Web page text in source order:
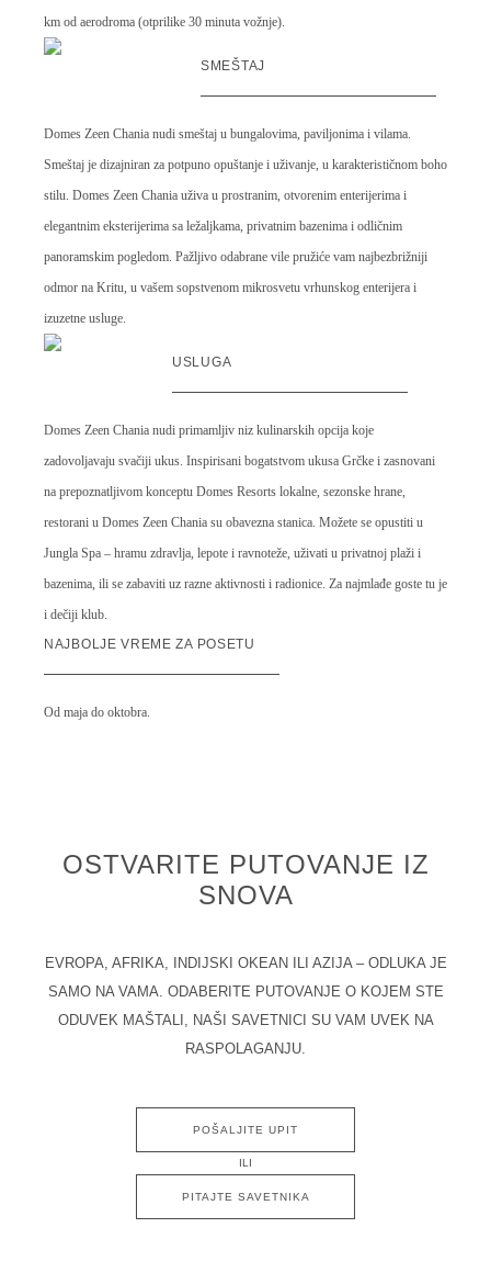
km od aerodroma (otprilike 30 minuta vožnje).
SMEŠTAJ
Domes Zeen Chania nudi smeštaj u bungalovima, paviljonima i vilama.
Smeštaj je dizajniran za potpuno opuštanje i uživanje, u karakterističnom boho
stilu. Domes Zeen Chania uživa u prostranim, otvorenim enterijerima i
elegantnim eksterijerima sa ležaljkama, privatnim bazenima i odličnim
panoramskim pogledom. Pažljivo odabrane vile pružiće vam najbezbrižniji
odmor na Kritu, u vašem sopstvenom mikrosvetu vrhunskog enterijera i
izuzetne usluge.
USLUGA
Domes Zeen Chania nudi primamljiv niz kulinarskih opcija koje
zadovoljavaju svačiji ukus. Inspirisani bogatstvom ukusa Grčke i zasnovani
na prepoznatljivom konceptu Domes Resorts lokalne, sezonske hrane,
restorani u Domes Zeen Chania su obavezna stanica. Možete se opustiti u
Jungla Spa – hramu zdravlja, lepote i ravnoteže, uživati u privatnoj plaži i
bazenima, ili se zabaviti uz razne aktivnosti i radionice. Za najmlađe goste tu je
i dečiji klub.
NAJBOLJE VREME ZA POSETU
Od maja do oktobra.
OSTVARITE PUTOVANJE IZ
SNOVA
EVROPA, AFRIKA, INDIJSKI OKEAN ILI AZIJA – ODLUKA JE
SAMO NA VAMA. ODABERITE PUTOVANJE O KOJEM STE
ODUVEK MAŠTALI, NAŠI SAVETNICI SU VAM UVEK NA
RASPOLAGANJU.
POŠALJITE UPIT
ILI
PITAJTE SAVETNIKA